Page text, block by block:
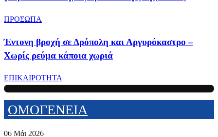
ΠΡΟΣΩΠΑ
Έντονη βροχή σε Δρόπολη και Αργυρόκαστρο –
Χωρίς ρεύμα κάποια χωριά
ΕΠΙΚΑΙΡΟΤΗΤΑ
ΟΜΟΓΕΝΕΙΑ
06 Μάι 2026